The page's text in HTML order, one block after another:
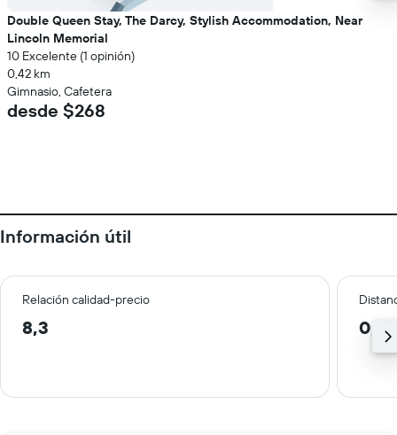
Double Queen Stay, The Darcy, Stylish Accommodation, Near
Lincoln Memorial
10 Excelente (1 opinión)
0,42 km
Gimnasio, Cafetera
desde $268
Información útil
Relación calidad-precio
8,3 0,3